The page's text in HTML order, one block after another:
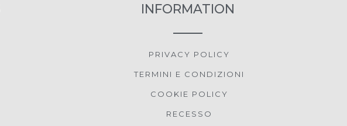
INFORMATION
PRIVACY POLICY
TERMINI E CONDIZIONI
COOKIE POLICY
RECESSO